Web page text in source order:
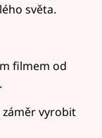
světa.
filmem od
vyrobit